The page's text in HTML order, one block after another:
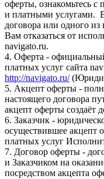
оферты, ознакомьтесь с
и платными услугами. В
договора или одного
Вам отказаться от
navigato.ru.
4. Оферта -
платных услуг сайта
http://navigato.ru/
5. Акцепт оферты -
настоящего договора
акцепт оферты создаёт
6. Заказчик -
осуществившее акцепт
платных услуг
7. Договор оферты -
и Заказчиком на
посредством акцепта